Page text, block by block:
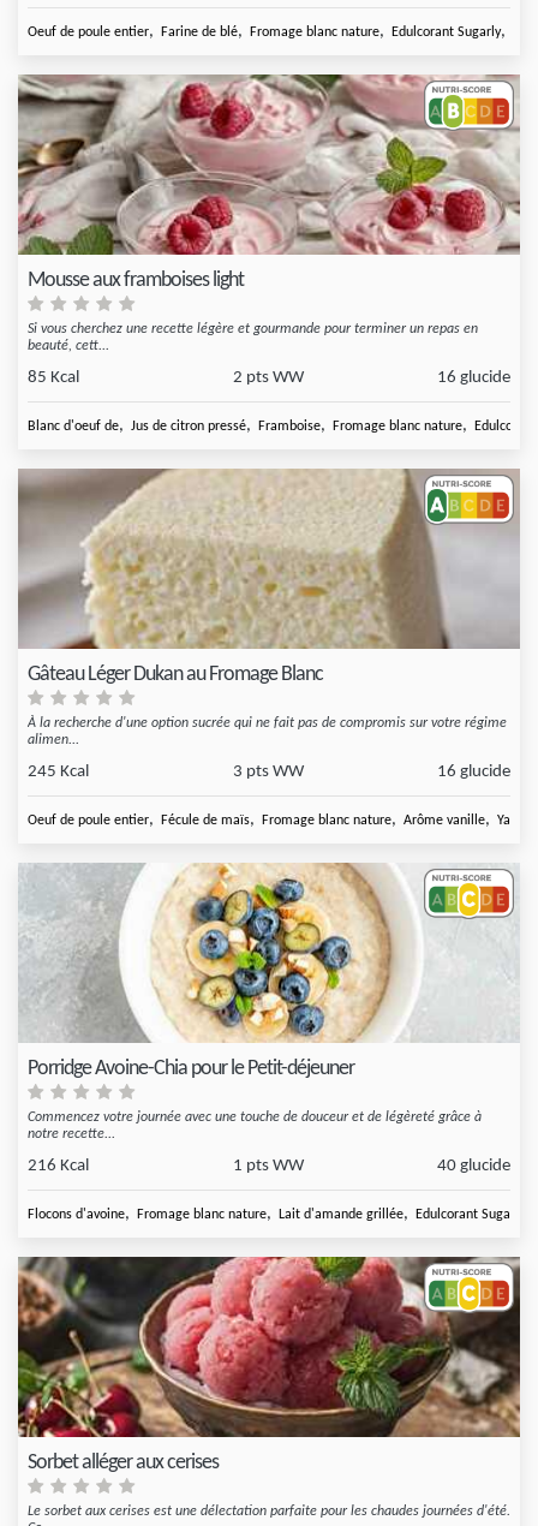
Oeuf de poule entier, Farine de blé, Fromage blanc nature, Edulcorant Sugarly,
Mousse aux framboises light
Si vous cherchez une recette légère et gourmande pour terminer un repas en
beauté, cett...
85 Kcal 2 pts WW 16 glucide
Blanc d'oeuf de, Jus de citron pressé, Framboise, Fromage blanc nature,
Gâteau Léger Dukan au Fromage Blanc
À la recherche d'une option sucrée qui ne fait pas de compromis sur votre régime
alimen...
245 Kcal 3 pts WW 16 glucide
Oeuf de poule entier, Fécule de maïs, Fromage blanc nature, Arôme vanille,
Porridge Avoine-Chia pour le Petit-déjeuner
Commencez votre journée avec une touche de douceur et de légèreté grâce à
notre recette...
216 Kcal 1 pts WW 40 glucide
Flocons d'avoine, Fromage blanc nature, Lait d'amande grillée, Edulcorant Sugarly
Sorbet alléger aux cerises
Le sorbet aux cerises est une délectation parfaite pour les chaudes journées d'été.